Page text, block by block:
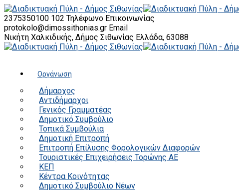
2375350100 102 Τηλέφωνο Επικοινωνίας
protokolo@dimossithonias.gr Email
Νικήτη Χαλκιδικής, Δήμος Σιθωνίας Ελλάδα, 63088
Οργάνωση
Δήμαρχος
Αντιδήμαρχοι
Γενικός Γραμματέας
Δημοτικό Συμβούλιο
Τοπικά Συμβούλια
Δημοτική Επιτροπή
Επιτροπή Επίλυσης Φορολογικών Διαφορών
Τουριστικές Επιχειρήσεις Τορώνης ΑΕ
ΚΕΠ
Κέντρα Κοινότητας
Δημοτικό Συμβούλιο Νέων